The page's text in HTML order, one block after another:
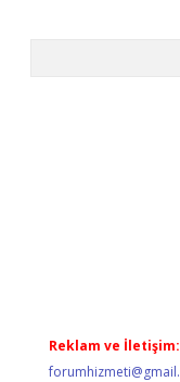
Reklam ve İletişim: